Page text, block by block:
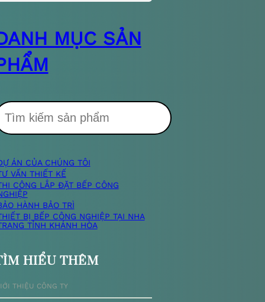
MỤC SẢN
ế
ÁN CỦA CHÚNG TÔI
VẤN THIẾT KẾ
CÔNG LẮP ĐẶT BẾP CÔNG
HÀNH BẢO TRÌ
BỊ BẾP CÔNG NGHIỆP TẠI NHA
TỈNH KHÁNH HÒA
HIỂU THÊM
THIỆU CÔNG TY